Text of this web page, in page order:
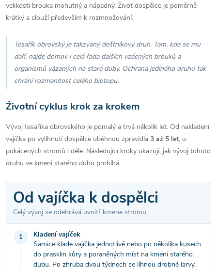
velikosti brouka mohutný a nápadný. Život dospělce je poměrně
krátký a slouží především k rozmnožování.
Tesařík obrovský je takzvaný deštníkový druh. Tam, kde se mu
daří, najde domov i celá řada dalších vzácných brouků a
organismů vázaných na staré duby. Ochrana jediného druhu tak
chrání rozmanitost celého biotopu.
Životní cyklus krok za krokem
Vývoj tesaříka obrovského je pomalý a trvá několik let. Od nakladení
vajíčka po vylíhnutí dospělce uběhnou zpravidla 3 až 5 let, u
pokácených stromů i déle. Následující kroky ukazují, jak vývoj tohoto
druhu ve kmeni starého dubu probíhá.
Od vajíčka k dospělci
Celý vývoj se odehrává uvnitř kmene stromu.
1
Kladení vajíček
Samice klade vajíčka jednotlivě nebo po několika kusech
do prasklin kůry a poraněných míst na kmeni starého
dubu. Po zhruba dvou týdnech se líhnou drobné larvy.